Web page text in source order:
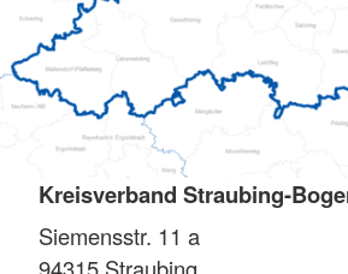
Kreisverband Straubing-
Siemensstr. 11 a